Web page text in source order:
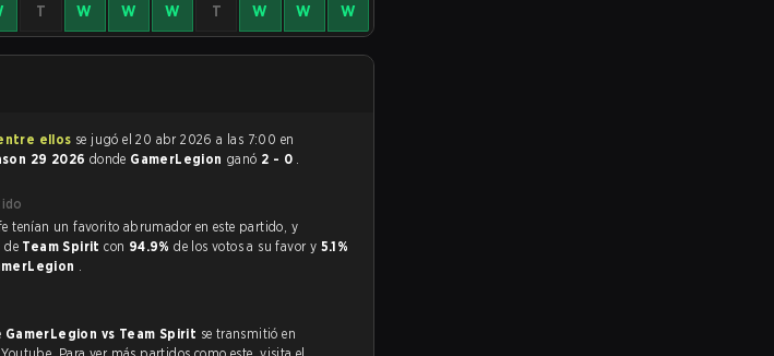
T W W W T W W W
ellos se jugó el 20 abr 2026 a las 7:00 en
29 2026 donde GamerLegion ganó 2 - 0 .
y
de Team Spiritcon 94.9%de los votos a su favor y 5.1%
.
GamerLegion vs Team Spirit se transmitió en